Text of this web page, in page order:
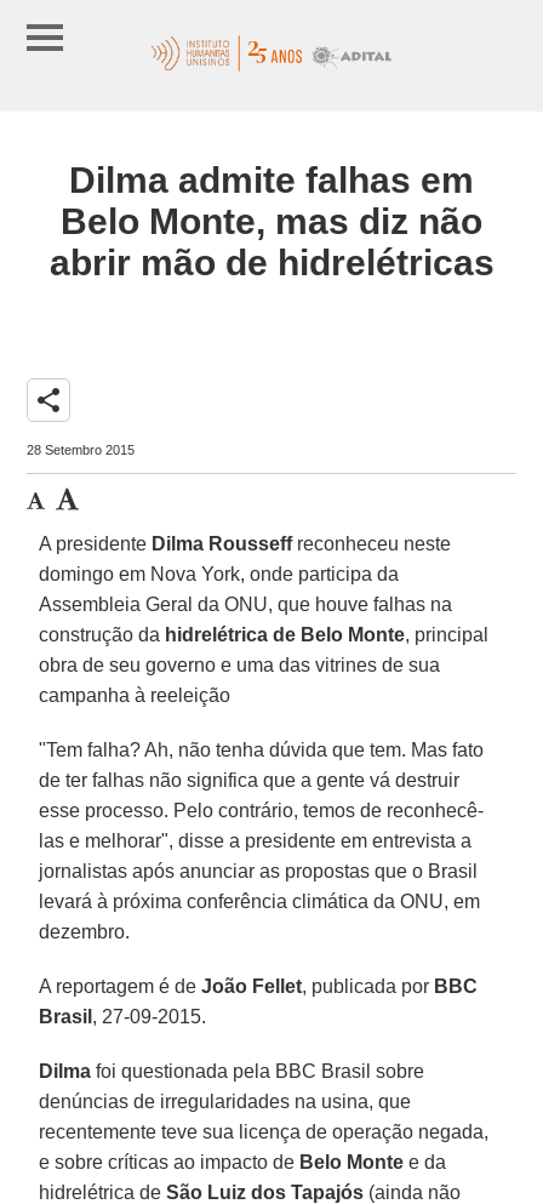
Dilma admite falhas em
Belo Monte, mas diz não
abrir mão de hidrelétricas
share
28 Setembro 2015
A presidente Dilma Rousseffreconheceu neste
domingo em Nova York, onde participa da
Assembleia Geral da ONU, que houve falhas na
construção da hidrelétrica de Belo Monte, principal
obra de seu governo e uma das vitrines de sua
campanha à reeleição
"Tem falha? Ah, não tenha dúvida que tem. Mas fato
de ter falhas não significa que a gente vá destruir
esse processo. Pelo contrário, temos de reconhecê-
las e melhorar", disse a presidente em entrevista a
jornalistas após anunciar as propostas que o Brasil
levará à próxima conferência climática da ONU, em
dezembro.
A reportagem é deJoão Fellet, publicada por BBC
Brasil , 27-09-2015.
Dilma foi questionada pela BBC Brasil sobre
denúncias de irregularidades na usina, que
recentemente teve sua licença de operação negada,
e sobre críticas ao impacto de Belo Monte e da
hidrelétrica deSão Luiz dos Tapajós (ainda não